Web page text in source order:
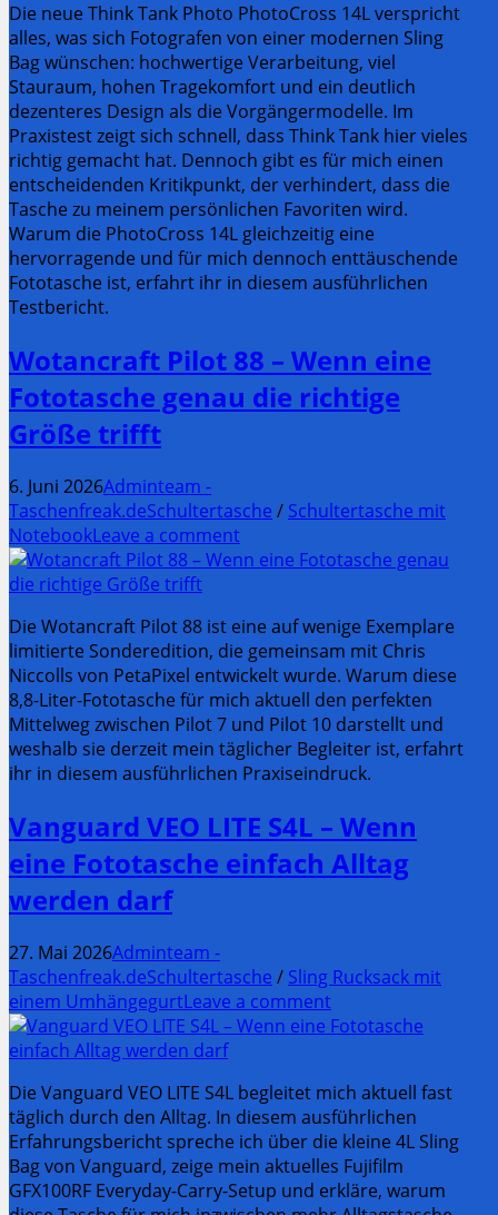
Die neue Think Tank Photo PhotoCross 14L verspricht
alles, was sich Fotografen von einer modernen Sling
Bag wünschen: hochwertige Verarbeitung, viel
Stauraum, hohen Tragekomfort und ein deutlich
dezenteres Design als die Vorgängermodelle. Im
Praxistest zeigt sich schnell, dass Think Tank hier vieles
richtig gemacht hat. Dennoch gibt es für mich einen
entscheidenden Kritikpunkt, der verhindert, dass die
Tasche zu meinem persönlichen Favoriten wird.
Warum die PhotoCross 14L gleichzeitig eine
hervorragende und für mich dennoch enttäuschende
Fototasche ist, erfahrt ihr in diesem ausführlichen
Testbericht.
Wotancraft Pilot 88 – Wenn eine
Fototasche genau die richtige
Größe trifft
6. Juni 2026Adminteam -
Taschenfreak.deSchultertasche / Schultertasche mit
NotebookLeave a comment
Die Wotancraft Pilot 88 ist eine auf wenige Exemplare
limitierte Sonderedition, die gemeinsam mit Chris
Niccolls von PetaPixel entwickelt wurde. Warum diese
8,8-Liter-Fototasche für mich aktuell den perfekten
Mittelweg zwischen Pilot 7 und Pilot 10 darstellt und
weshalb sie derzeit mein täglicher Begleiter ist, erfahrt
ihr in diesem ausführlichen Praxiseindruck.
Vanguard VEO LITE S4L – Wenn
eine Fototasche einfach Alltag
werden darf
27. Mai 2026Adminteam -
Taschenfreak.deSchultertasche / Sling Rucksack mit
einem UmhängegurtLeave a comment
Die Vanguard VEO LITE S4L begleitet mich aktuell fast
täglich durch den Alltag. In diesem ausführlichen
Erfahrungsbericht spreche ich über die kleine 4L Sling
Bag von Vanguard, zeige mein aktuelles Fujifilm
GFX100RF Everyday-Carry-Setup und erkläre, warum